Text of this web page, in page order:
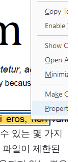
있는 몇 가지
일이 제한된